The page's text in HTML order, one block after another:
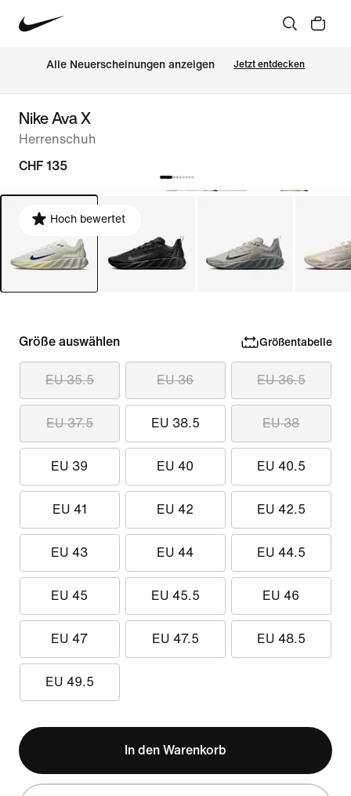
Alle Neuerscheinungen anzeigen Jetzt entdecken
Nike Ava X
Herrenschuh
CHF 135
Hoch bewertet
Größe auswählen Größentabelle
EU 35.5 EU 36 EU 36.5
EU 37.5 EU 38.5 EU 38
EU 39 EU 40 EU 40.5
EU 41 EU 42 EU 42.5
EU 43 EU 44 EU 44.5
EU 45 EU 45.5 EU 46
EU 47 EU 47.5 EU 48.5
EU 49.5
In den Warenkorb